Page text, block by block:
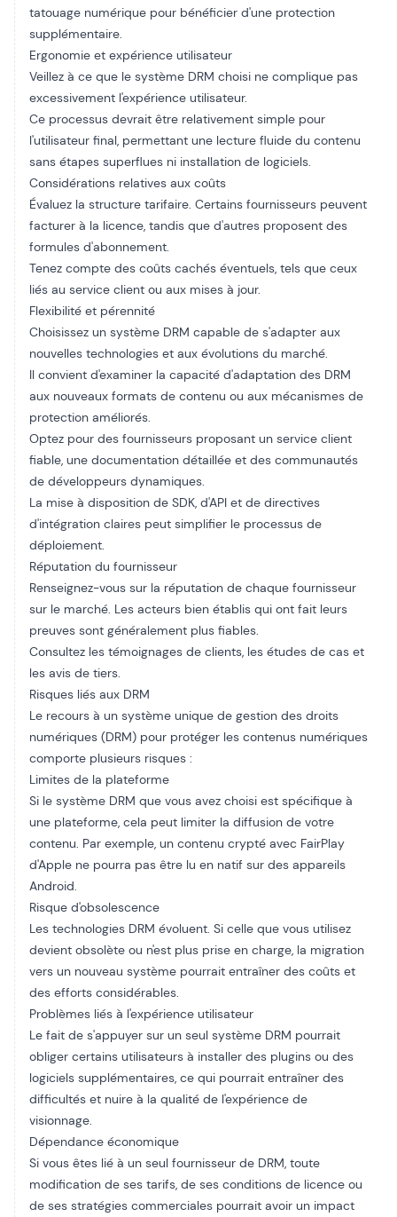
tatouage numérique pour bénéficier d'une protection
supplémentaire.
Ergonomie et expérience utilisateur
Veillez à ce que le système DRM choisi ne complique pas
excessivement l'expérience utilisateur.
Ce processus devrait être relativement simple pour
l'utilisateur final, permettant une lecture fluide du contenu
sans étapes superflues ni installation de logiciels.
Considérations relatives aux coûts
Évaluez la structure tarifaire. Certains fournisseurs peuvent
facturer à la licence, tandis que d'autres proposent des
formules d'abonnement.
Tenez compte des coûts cachés éventuels, tels que ceux
liés au service client ou aux mises à jour.
Flexibilité et pérennité
Choisissez un système DRM capable de s'adapter aux
nouvelles technologies et aux évolutions du marché.
Il convient d'examiner la capacité d'adaptation des DRM
aux nouveaux formats de contenu ou aux mécanismes de
protection améliorés.
Optez pour des fournisseurs proposant un service client
fiable, une documentation détaillée et des communautés
de développeurs dynamiques.
La mise à disposition de SDK, d'API et de directives
d'intégration claires peut simplifier le processus de
déploiement.
Réputation du fournisseur
Renseignez-vous sur la réputation de chaque fournisseur
sur le marché. Les acteurs bien établis qui ont fait leurs
preuves sont généralement plus fiables.
Consultez les témoignages de clients, les études de cas et
les avis de tiers.
Risques liés aux DRM
Le recours à un système unique de gestion des droits
numériques (DRM) pour protéger les contenus numériques
comporte plusieurs risques :
Limites de la plateforme
Si le système DRM que vous avez choisi est spécifique à
une plateforme, cela peut limiter la diffusion de votre
contenu. Par exemple, un contenu crypté avec FairPlay
d'Apple ne pourra pas être lu en natif sur des appareils
Android.
Risque d'obsolescence
Les technologies DRM évoluent. Si celle que vous utilisez
devient obsolète ou n'est plus prise en charge, la migration
vers un nouveau système pourrait entraîner des coûts et
des efforts considérables.
Problèmes liés à l'expérience utilisateur
Le fait de s'appuyer sur un seul système DRM pourrait
obliger certains utilisateurs à installer des plugins ou des
logiciels supplémentaires, ce qui pourrait entraîner des
difficultés et nuire à la qualité de l'expérience de
visionnage.
Dépendance économique
Si vous êtes lié à un seul fournisseur de DRM, toute
modification de ses tarifs, de ses conditions de licence ou
de ses stratégies commerciales pourrait avoir un impact